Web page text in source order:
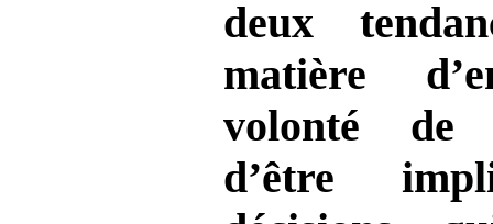
deux
matière
volonté de
d’être